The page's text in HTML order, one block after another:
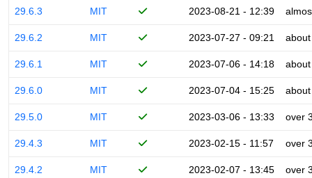
29.6.3 MIT 2023-08-21 - 12:39
29.6.2 MIT 2023-07-27 - 09:21
29.6.1 MIT 2023-07-06 - 14:18
29.6.0 MIT 2023-07-04 - 15:25
29.5.0 MIT 2023-03-06 - 13:33 over
29.4.3 MIT 2023-02-15 - 11:57 over
29.4.2 MIT 2023-02-07 - 13:45 over